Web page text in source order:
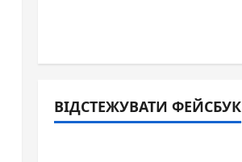
ВІДСТЕЖУВАТИ ФЕЙСБУК